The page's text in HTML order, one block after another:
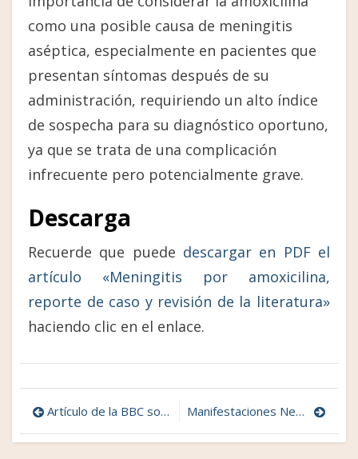
como una posible causa de meningitis
aséptica, especialmente en pacientes que
presentan síntomas después de su
administración, requiriendo un alto índice
de sospecha para su diagnóstico oportuno,
ya que se trata de una complicación
infrecuente pero potencialmente grave.
Descarga
Recuerde que puede descargar en PDF el
artículo «Meningitis por amoxicilina,
reporte de caso y revisión de la literatura»
haciendo clic en el enlace.
Navegación
de
Artículo de la BBC sobre Déficit Atencional en el adulto Manifestaciones Neurológicas en COVID-19: estudio de revisión